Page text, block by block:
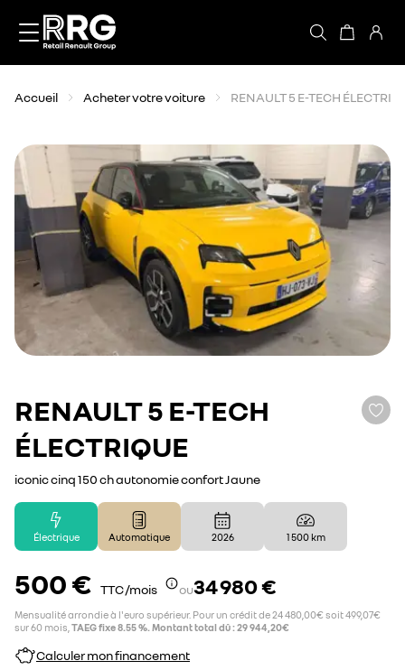
Accueil Acheter votre voiture RENAULT 5 E-TECH
RENAULT5 E-TECH
ÉLECTRIQUE
iconic cinq 150 ch autonomie confort Jaune
Électrique Automatique 2026 1 500 km
500 € TTC /mois ou34 980 €
Mensualité arrondie à l'euro supérieur. Pour un crédit de 24 480,00€ soit 499,07€
sur 60 mois, TAEG fixe 8.55 %. Montant total dû : 29 944,20€
Calculer mon financement